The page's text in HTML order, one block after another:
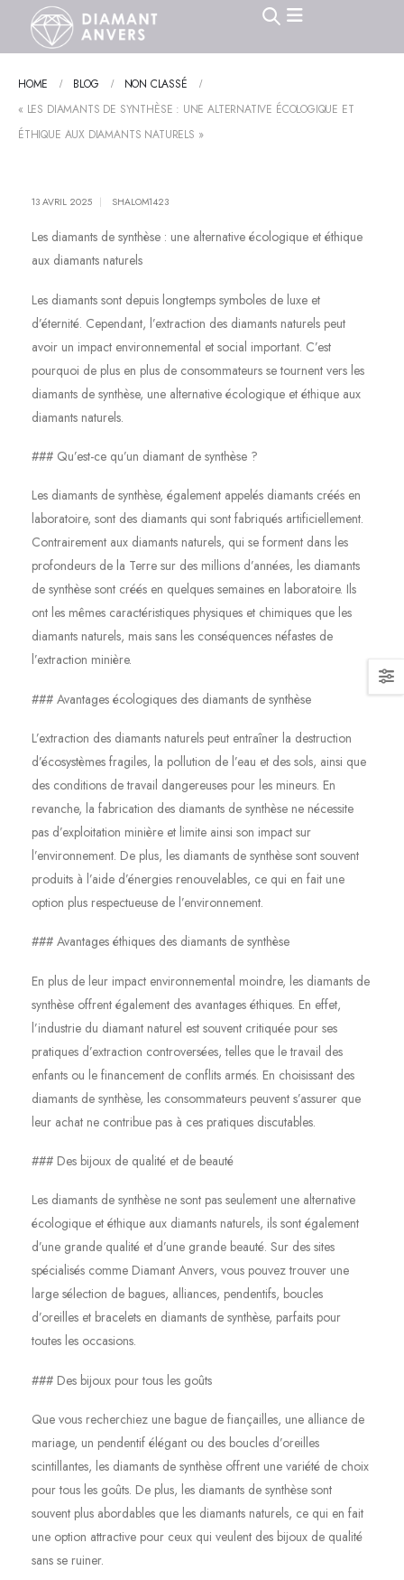
HOME BLOG
NON CLASSÉ
« LES DIAMANTS DE SYNTHÈSE : UNE ALTERNATIVE ÉCOLOGIQUE ET
ÉTHIQUE AUX DIAMANTS NATURELS »
13 AVRIL 2025 SHALOM1423
Les diamants de synthèse : une alternative écologique et éthique
aux diamants naturels
Les diamants sont depuis longtemps symboles de luxe et
d’éternité. Cependant, l’extraction des diamants naturels peut
avoir un impact environnemental et social important. C’est
pourquoi de plus en plus de consommateurs se tournent vers les
diamants de synthèse, une alternative écologique et éthique aux
diamants naturels.
### Qu’est-ce qu’un diamant de synthèse ?
Les diamants de synthèse, également appelés diamants créés en
laboratoire, sont des diamants qui sont fabriqués artificiellement.
Contrairement aux diamants naturels, qui se forment dans les
profondeurs de la Terre sur des millions d’années, les diamants
de synthèse sont créés en quelques semaines en laboratoire. Ils
ont les mêmes caractéristiques physiques et chimiques que les
diamants naturels, mais sans les conséquences néfastes de
l’extraction minière.
### Avantages écologiques des diamants de synthèse
L’extraction des diamants naturels peut entraîner la destruction
d’écosystèmes fragiles, la pollution de l’eau et des sols, ainsi que
des conditions de travail dangereuses pour les mineurs. En
revanche, la fabrication des diamants de synthèse ne nécessite
pas d’exploitation minière et limite ainsi son impact sur
l’environnement. De plus, les diamants de synthèse sont souvent
produits à l’aide d’énergies renouvelables, ce qui en fait une
option plus respectueuse de l’environnement.
### Avantages éthiques des diamants de synthèse
En plus de leur impact environnemental moindre, les diamants de
synthèse offrent également des avantages éthiques. En effet,
l’industrie du diamant naturel est souvent critiquée pour ses
pratiques d’extraction controversées, telles que le travail des
enfants ou le financement de conflits armés. En choisissant des
diamants de synthèse, les consommateurs peuvent s’assurer que
leur achat ne contribue pas à ces pratiques discutables.
### Des bijoux de qualité et de beauté
Les diamants de synthèse ne sont pas seulement une alternative
écologique et éthique aux diamants naturels, ils sont également
d’une grande qualité et d’une grande beauté. Sur des sites
spécialisés comme Diamant Anvers, vous pouvez trouver une
large sélection de bagues, alliances, pendentifs, boucles
d’oreilles et bracelets en diamants de synthèse, parfaits pour
toutes les occasions.
### Des bijoux pour tous les goûts
Que vous recherchiez une bague de fiançailles, une alliance de
mariage, un pendentif élégant ou des boucles d’oreilles
scintillantes, les diamants de synthèse offrent une variété de choix
pour tous les goûts. De plus, les diamants de synthèse sont
souvent plus abordables que les diamants naturels, ce qui en fait
une option attractive pour ceux qui veulent des bijoux de qualité
sans se ruiner.